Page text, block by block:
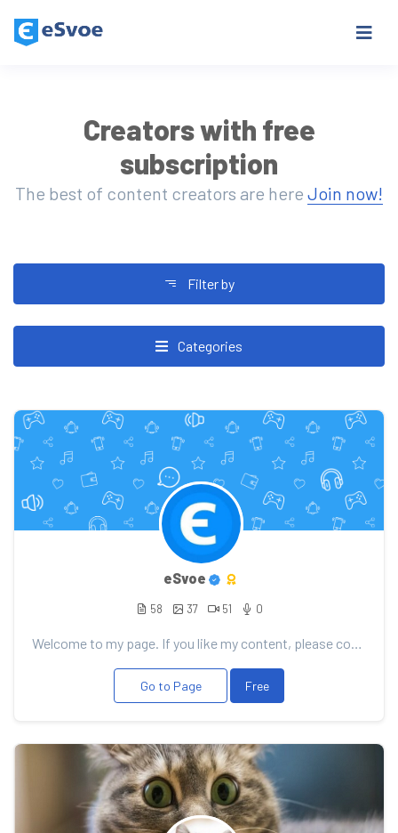
Creators with free
subscription
The best of content creators are here Join now!
Filter by
Categories
eSvoe
58 37 51 0
Welcome to my page. If you like my content, please consider support. Any donation will be well recei...
Go to Page Free